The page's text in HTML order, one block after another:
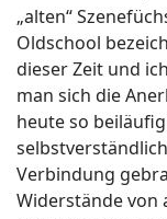
„alten“
Oldschool
dieser Zeit und
man sich die
heute so
Verbindung
Widerstände von